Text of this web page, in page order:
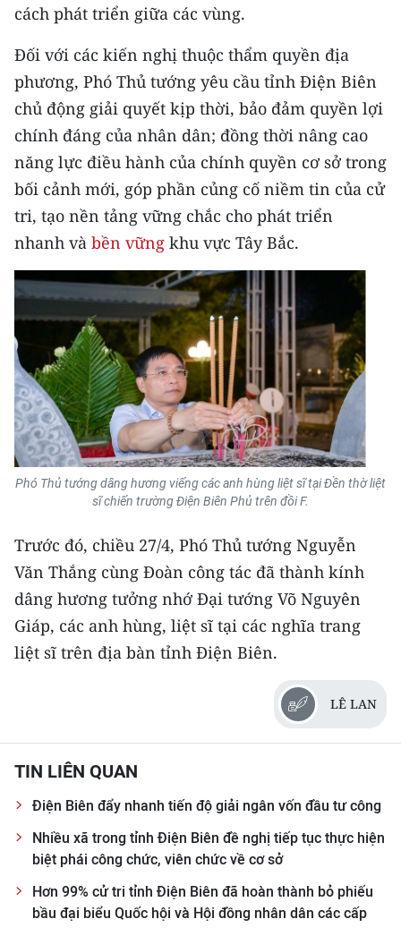
ENGLISH
中文
FRANÇAIS
РУССКИЙ
ESPAÑOL
한국어
cách phát triển giữa các vùng.
Đối với các kiến nghị thuộc thẩm quyền địa
phương, Phó Thủ tướng yêu cầu tỉnh Điện Biên
chủ động giải quyết kịp thời, bảo đảm quyền lợi
chính đáng của nhân dân; đồng thời nâng cao
năng lực điều hành của chính quyền cơ sở trong
bối cảnh mới, góp phần củng cố niềm tin của cử
tri, tạo nền tảng vững chắc cho phát triển
nhanh và bền vững khu vực Tây Bắc.
Phó Thủ tướng dâng hương viếng các anh hùng liệt sĩ tại Đền thờ liệt
sĩ chiến trường Điện Biên Phủ trên đồi F.
Trước đó, chiều 27/4, Phó Thủ tướng Nguyễn
Văn Thắng cùng Đoàn công tác đã thành kính
dâng hương tưởng nhớ Đại tướng Võ Nguyên
Giáp, các anh hùng, liệt sĩ tại các nghĩa trang
liệt sĩ trên địa bàn tỉnh Điện Biên.
LÊ LAN
TIN LIÊN QUAN
Điện Biên đẩy nhanh tiến độ giải ngân vốn đầu tư công
Nhiều xã trong tỉnh Điện Biên đề nghị tiếp tục thực hiện
biệt phái công chức, viên chức về cơ sở
Hơn 99% cử tri tỉnh Điện Biên đã hoàn thành bỏ phiếu
bầu đại biểu Quốc hội và Hội đồng nhân dân các cấp